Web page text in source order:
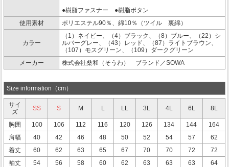
●樹脂ファスナー ●樹脂ボタン
使用素材
ポリエステル90％、綿10％（ツイル 裏綿）
カラー
（1）ネイビー、（4）ブラック、（8）ブルー、（22）シ
ルバーグレー、（43）レッド、（87）ライトブラウン、
（107）モスグリーン、（109）ダークグリーン
メーカー
株式会社桑和（そうわ） ブランド／SOWA
Size information（cm）
サイ
ズ
SS S M L LL 3L 4L 6L 8L
胸囲 100 106 112 116 120 126 134 144
164
肩幅
40 42 46 48 50 52 54 57
62
着丈
60 62 63 65 67 70 70 72
72
袖丈
54 56 58 60 62 63 63 63 64